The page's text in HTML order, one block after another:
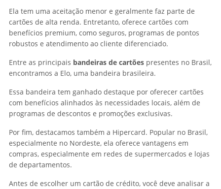
Ela tem uma aceitação menor e geralmente faz parte de
cartões de alta renda. Entretanto, oferece cartões com
benefícios premium, como seguros, programas de pontos
robustos e atendimento ao cliente diferenciado.
Entre as principais bandeiras de cartões presentes no Brasil,
encontramos a Elo, uma bandeira brasileira.
Essa bandeira tem ganhado destaque por oferecer cartões
com benefícios alinhados às necessidades locais, além de
programas de descontos e promoções exclusivas.
Por fim, destacamos também a Hipercard. Popular no Brasil,
especialmente no Nordeste, ela oferece vantagens em
compras, especialmente em redes de supermercados e lojas
de departamentos.
Antes de escolher um cartão de crédito, você deve analisar a